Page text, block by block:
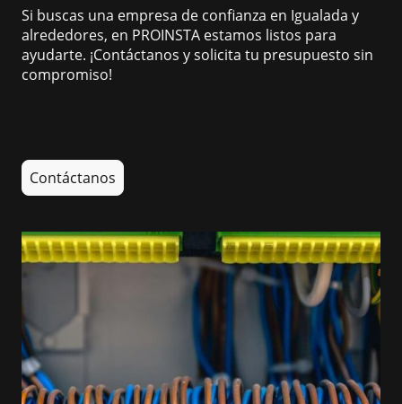
Si buscas una empresa de confianza en Igualada y
alrededores, en PROINSTA estamos listos para
ayudarte. ¡Contáctanos y solicita tu presupuesto sin
compromiso!
Contáctanos